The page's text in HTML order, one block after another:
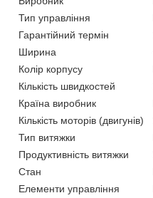
Тип управління
Гарантійний термін
Ширина
Колір корпусу
Кількість швидкостей
Країна виробник
Кількість моторів (двигунів)
Тип витяжки
Продуктивність витяжки
Стан
Елементи управління